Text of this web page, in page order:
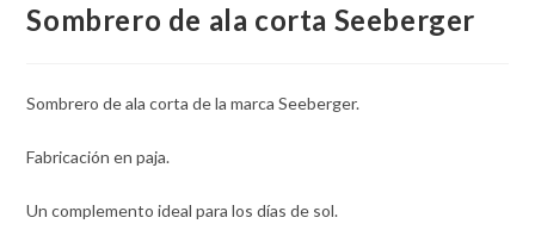
Sombrero de ala corta Seeberger
Sombrero de ala corta de la marca Seeberger.
Fabricación en paja.
Un complemento ideal para los días de sol.